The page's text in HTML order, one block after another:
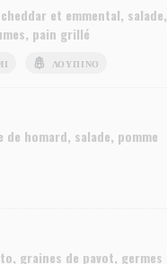
et emmental, salade,
pain grillé
ΛΟΎΠΙΝΟ
homard, salade, pomme
graines de pavot, germes